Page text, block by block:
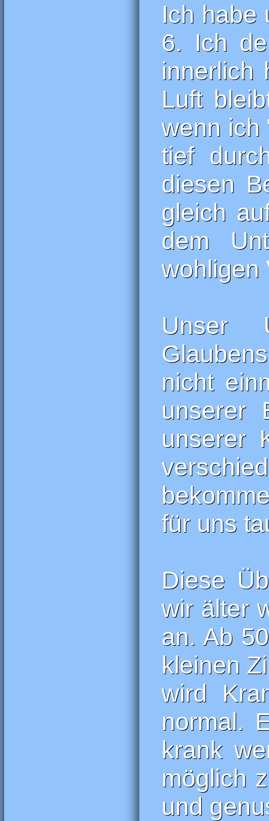
Ich habe
6. Ich
innerlich
Luft
wenn ich
tief
diesen
gleich
dem
wohligen
Unser
nicht
unserer
unserer
für uns
Diese
wir älter
an. Ab
kleinen
wird
normal.
krank
möglich
und